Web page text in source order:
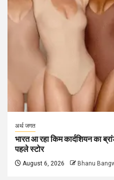
अर्थ जगत
भारत आ रहा किम कार्दशियन का
पहले स्टोर
August 6, 2026 Bhanu